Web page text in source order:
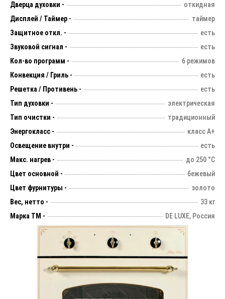
Дверца духовки -
откидная
Дисплей / Таймер -
таймер
Защитное откл. -
есть
Звуковой сигнал -
есть
Кол-во программ -
6 режимов
Конвекция / Гриль -
есть
Решетка / Противень -
есть
Тип духовки -
электрическая
Тип очистки -
традиционный
Энергокласс -
класс А+
Освещение внутри -
есть
Макс. нагрев -
до 250 °С
Цвет основной -
бежевый
Цвет фурнитуры -
золото
Вес, нетто -
33 кг
Марка ТМ -
DE LUXE, Россия